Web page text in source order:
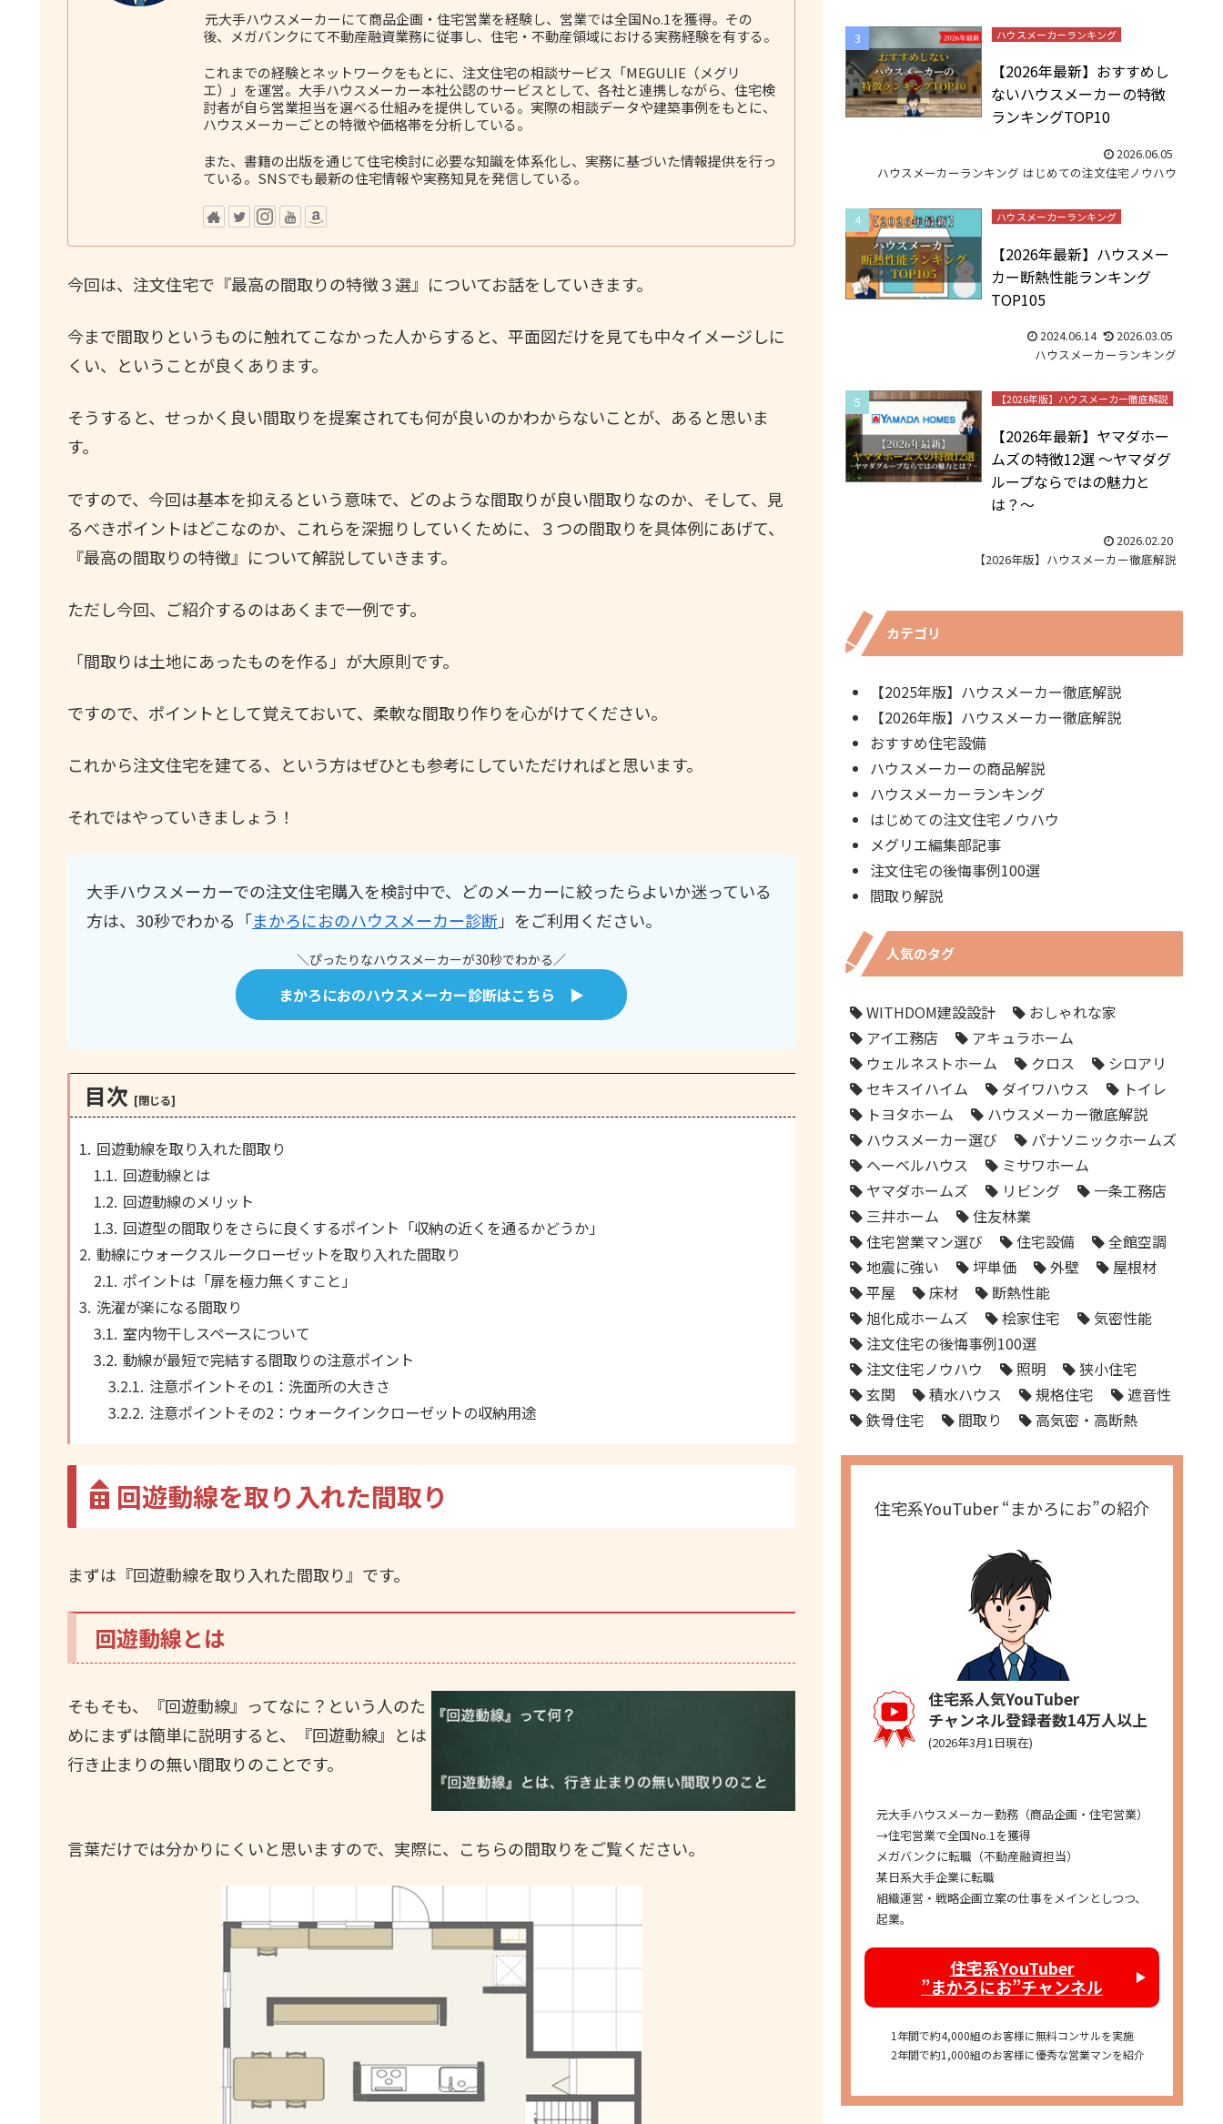
元大手ハウスメーカーにて商品企画・住宅営業を経験し、営業では全国No.1を獲得。その
後、メガバンクにて不動産融資業務に従事し、住宅・不動産領域における実務経験を有する。
これまでの経験とネットワークをもとに、注文住宅の相談サービス「MEGULIE（メグリ
エ）」を運営。大手ハウスメーカー本社公認のサービスとして、各社と連携しながら、住宅検
討者が自ら営業担当を選べる仕組みを提供している。実際の相談データや建築事例をもとに、
ハウスメーカーごとの特徴や価格帯を分析している。
また、書籍の出版を通じて住宅検討に必要な知識を体系化し、実務に基づいた情報提供を行っ
ている。SNSでも最新の住宅情報や実務知見を発信している。
今回は、注文住宅で『最高の間取りの特徴３選』についてお話をしていきます。
今まで間取りというものに触れてこなかった人からすると、平面図だけを見ても中々イメージしに
くい、ということが良くあります。
そうすると、せっかく良い間取りを提案されても何が良いのかわからないことが、あると思いま
す。
ですので、今回は基本を抑えるという意味で、どのような間取りが良い間取りなのか、そして、見
るべきポイントはどこなのか、これらを深掘りしていくために、３つの間取りを具体例にあげて、
『最高の間取りの特徴』について解説していきます。
ただし今回、ご紹介するのはあくまで一例です。
「間取りは土地にあったものを作る」が大原則です。
ですので、ポイントとして覚えておいて、柔軟な間取り作りを心がけてください。
これから注文住宅を建てる、という方はぜひとも参考にしていただければと思います。
それではやっていきましょう！
大手ハウスメーカーでの注文住宅購入を検討中で、どのメーカーに絞ったらよいか迷っている
方は、30秒でわかる「まかろにおのハウスメーカー診断」をご利用ください。
＼ぴったりなハウスメーカーが30秒でわかる／
まかろにおのハウスメーカー診断はこちら ▶
目次
回遊動線を取り入れた間取り
回遊動線とは
回遊動線のメリット
回遊型の間取りをさらに良くするポイント「収納の近くを通るかどうか」
動線にウォークスルークローゼットを取り入れた間取り
ポイントは「扉を極力無くすこと」
洗濯が楽になる間取り
室内物干しスペースについて
動線が最短で完結する間取りの注意ポイント
注意ポイントその1：洗面所の大きさ
注意ポイントその2：ウォークインクローゼットの収納用途
回遊動線を取り入れた間取り
まずは『回遊動線を取り入れた間取り』です。
回遊動線とは
そもそも、『回遊動線』ってなに？という人のた
めにまずは簡単に説明すると、『回遊動線』とは
行き止まりの無い間取りのことです。
言葉だけでは分かりにくいと思いますので、実際に、こちらの間取りをご覧ください。
ハウスメーカーランキング
【2026年最新】おすすめし
ないハウスメーカーの特徴
ランキングTOP10
2026.06.05
ハウスメーカーランキング はじめての注文住宅ノウハウ
ハウスメーカーランキング
【2026年最新】ハウスメー
カー断熱性能ランキング
TOP105
2024.06.14
2026.03.05
ハウスメーカーランキング
【2026年版】ハウスメーカー徹底解説
【2026年最新】ヤマダホー
ムズの特徴12選 ～ヤマダグ
ループならではの魅力と
は？～
2026.02.20
【2026年版】ハウスメーカー徹底解説
カテゴリ
【2025年版】ハウスメーカー徹底解説
【2026年版】ハウスメーカー徹底解説
おすすめ住宅設備
ハウスメーカーの商品解説
ハウスメーカーランキング
はじめての注文住宅ノウハウ
メグリエ編集部記事
注文住宅の後悔事例100選
間取り解説
人気のタグ
WITHDOM建設設計
おしゃれな家
アイ工務店
アキュラホーム
ウェルネストホーム
クロス
シロアリ
セキスイハイム
ダイワハウス
トイレ
トヨタホーム
ハウスメーカー徹底解説
ハウスメーカー選び
パナソニックホームズ
ヘーベルハウス
ミサワホーム
ヤマダホームズ
リビング
一条工務店
三井ホーム
住友林業
住宅営業マン選び
住宅設備
全館空調
地震に強い
坪単価 外壁
屋根材
平屋
床材
断熱性能
旭化成ホームズ
桧家住宅
気密性能
注文住宅の後悔事例100選
注文住宅ノウハウ
照明
狭小住宅
玄関
積水ハウス 規格住宅
遮音性
鉄骨住宅
間取り 高気密・高断熱
住宅系YouTuber “まかろにお”の紹介
住宅系人気YouTuber
チャンネル登録者数14万人以上
(2026年3月1日現在)
元大手ハウスメーカー勤務（商品企画・住宅営業）
→住宅営業で全国No.1を獲得
メガバンクに転職（不動産融資担当）
某日系大手企業に転職
組織運営・戦略企画立案の仕事をメインとしつつ、
起業。
住宅系YouTuber
”まかろにお”チャンネル
1年間で約4,000組のお客様に無料コンサルを実施
2年間で約1,000組のお客様に優秀な営業マンを紹介